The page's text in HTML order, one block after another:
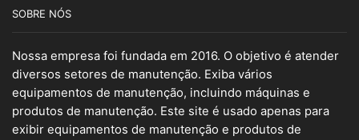
SOBRE NÓS
Nossa empresa foi fundada em 2016. O objetivo é atender
diversos setores de manutenção. Exiba vários
equipamentos de manutenção, incluindo máquinas e
produtos de manutenção. Este site é usado apenas para
exibir equipamentos de manutenção e produtos de